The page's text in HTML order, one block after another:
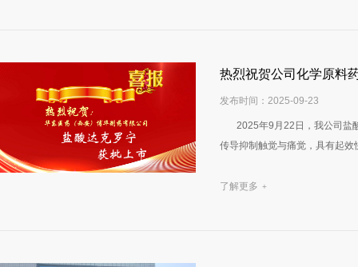
热烈祝贺公司化学原料
发布时间：2025-09-23
2025年9月22日，我公司盐
传导抑制触觉与痛觉，具有起
了解更多 +